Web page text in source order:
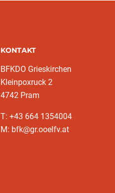
KONTAKT
BFKDO Grieskirchen
Kleinpoxruck 2
4742 Pram
T: +43 664 1354004
M: bfk@gr.ooelfv.at